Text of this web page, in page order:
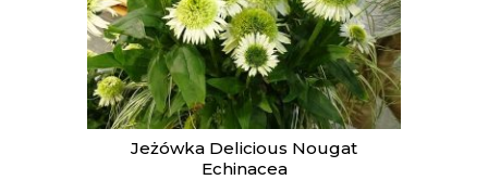
Jeżówka Delicious Nougat
Echinacea